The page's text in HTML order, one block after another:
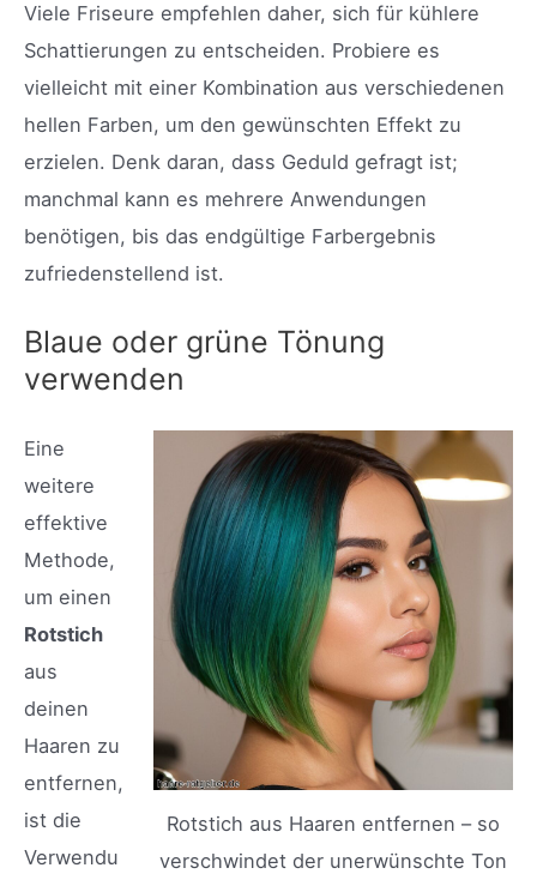
Viele Friseure empfehlen daher, sich für kühlere
Schattierungen zu entscheiden. Probiere es
vielleicht mit einer Kombination aus verschiedenen
hellen Farben, um den gewünschten Effekt zu
erzielen. Denk daran, dass Geduld gefragt ist;
manchmal kann es mehrere Anwendungen
benötigen, bis das endgültige Farbergebnis
zufriedenstellend ist.
Blaue oder grüne Tönung
verwenden
Rotstich aus Haaren entfernen – so
verschwindet der unerwünschte Ton
Eine
weitere
effektive
Methode,
um einen
Rotstich
aus
deinen
Haaren zu
entfernen,
ist die
Verwendu